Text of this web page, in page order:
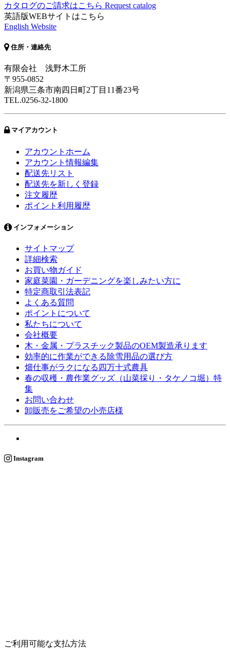
カタログのご請求はこちら Request catalog
英語版WEBサイトはこちら
English Website
住所・連絡先
有限会社 浅野木工所
〒955-0852
新潟県三条市南四日町2丁目11番23号
TEL.0256-32-1800
マイアカウント
アカウントホーム
アカウント情報編集
配送先リスト
配送先を新しく登録
注文履歴
ポイント利用履歴
インフォメーション
サイトマップ
詳細検索
お買い物ガイド
家庭菜園・ガーデニングを楽しみたい方に
特定商取引法表記
よくある質問
ポイントについて
私たちについて
会社概要
木・金属・プラスチック製品のOEM製造承ります
効率的に作業ができる除雪用品の選び方
畑仕事がラクになる四万十式農具
春の収穫・農作業グッズ（山菜採り・タケノコ堀）特
集
お問い合わせ
卸販売をご希望の小売店様
Instagram
ご利用可能な支払方法